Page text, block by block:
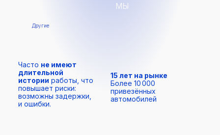
МЫ
15 лет на рынке
Более 10 000
привезённых
автомобилей
Часто не имеют
длительной
истории работы, что
повышает риски:
возможны задержки,
и ошибки.
Другие